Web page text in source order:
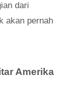
dari
akan pernah
Amerika